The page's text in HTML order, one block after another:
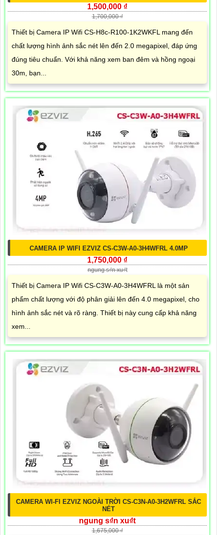
1,500,000 ₫
1,700,000 ₫
Thiết bị Camera IP Wifi CS-H8c-R100-1K2WKFL mang đến
chất lượng hình ảnh sắc nét lên đến 2.0 megapixel, đáp ứng
đúng tiêu chuẩn. Với khả năng xem ban đêm và hồng ngoại
30m, bạn...
CAMERA IP WIFI EZVIZ CS-C3W-A0-3H4WFRL 4.0MP
1,750,000 ₫
ngung s₫n xu₫t
Thiết bị Camera IP Wifi CS-C3W-A0-3H4WFRL là một sản
phẩm chất lượng với độ phân giải lên đến 4.0 megapixel, cho
hình ảnh sắc nét và rõ ràng. Thiết bị này cung cấp khả năng
xem...
CAMERA WI-FI EZVIZ NGOÀI TRỜI CS-C3N-A0-3H2WFRL SẮC
NÉT
ngung s₫n xu₫t
1,675,000 ₫